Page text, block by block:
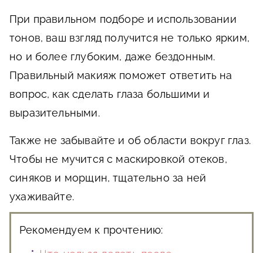
При правильном подборе и использовании
тонов, ваш взгляд получится не только ярким,
но и более глубоким, даже бездонным.
Правильный макияж поможет ответить на
вопрос, как сделать глаза большими и
выразительными.
Также не забывайте и об области вокруг глаз.
Чтобы не мучится с маскировкой отеков,
синяков и морщин, тщательно за ней
ухаживайте.
Рекомендуем к прочтению: